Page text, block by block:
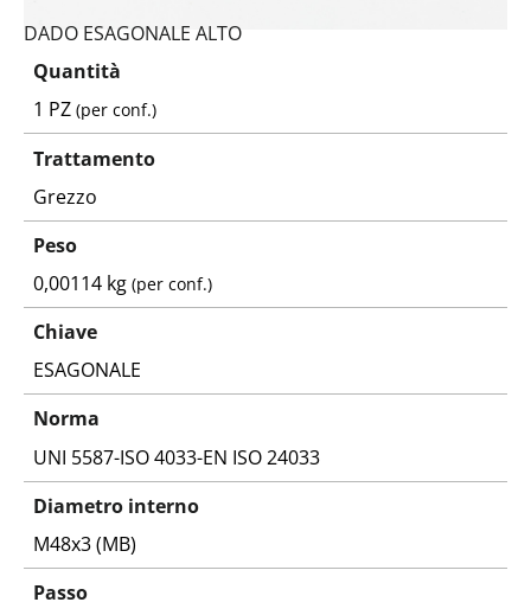
DADO ESAGONALE ALTO
Quantità
1 PZ(per conf.)
Trattamento
Grezzo
Peso
0,00114 kg(per conf.)
Chiave
ESAGONALE
Norma
UNI 5587-ISO 4033-EN ISO 24033
Diametro interno
M48x3 (MB)
Passo